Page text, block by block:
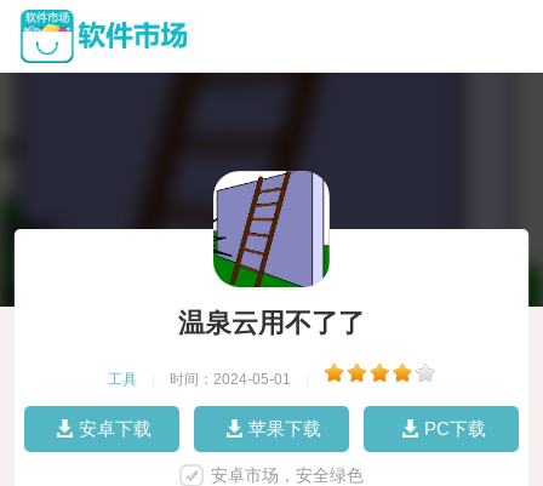
温泉云用不了了
工具 时间：2024-05-01
安卓下载 苹果下载 PC下载
安卓市场，安全绿色